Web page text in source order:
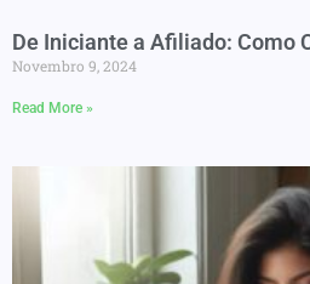
De Iniciante a Afiliado: Como
Novembro 9, 2024
Read More »